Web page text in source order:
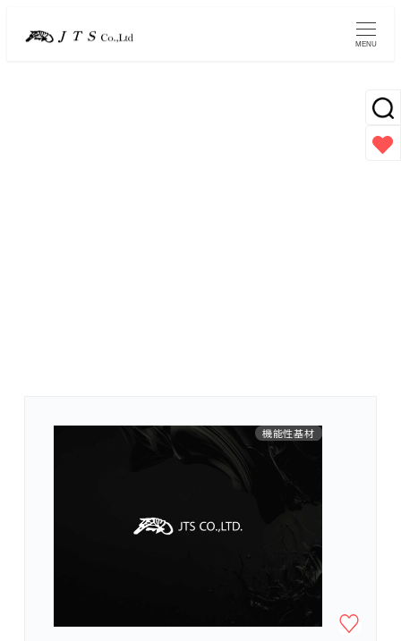
MENU
角質ケア
スクラブ
国産
機能性基材